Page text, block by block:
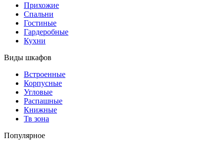
Прихожие
Спальни
Гостиные
Гардеробные
Кухни
Виды шкафов
Встроенные
Корпусные
Угловые
Распашные
Книжные
Тв зона
Популярное